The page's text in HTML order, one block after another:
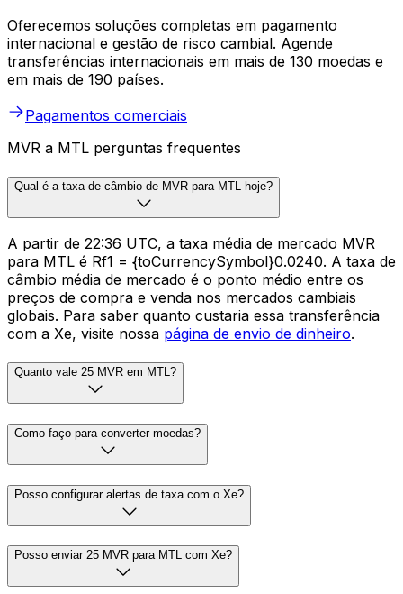
Oferecemos soluções completas em pagamento
internacional e gestão de risco cambial. Agende
transferências internacionais em mais de 130 moedas e
em mais de 190 países.
Pagamentos comerciais
MVR a MTL perguntas frequentes
Qual é a taxa de câmbio de MVR para MTL hoje?
A partir de 22:36 UTC, a taxa média de mercado MVR
para MTL é Rf1 = {toCurrencySymbol}0.0240. A taxa de
câmbio média de mercado é o ponto médio entre os
preços de compra e venda nos mercados cambiais
globais. Para saber quanto custaria essa transferência
com a Xe, visite nossa página de envio de dinheiro.
Quanto vale 25 MVR em MTL?
Como faço para converter moedas?
Posso configurar alertas de taxa com o Xe?
Posso enviar 25 MVR para MTL com Xe?